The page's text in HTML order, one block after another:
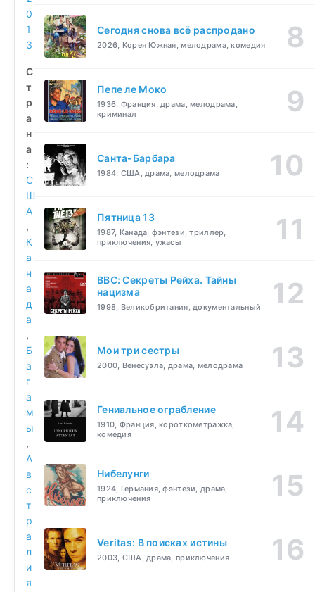
0
1
3
С
т
р
а
н
а
:
С
Ш
А
,
К
а
н
а
д
а
,
Б
а
г
а
м
ы
,
А
в
с
т
р
а
л
и
я
Сегодня снова всё распродано
2026, Корея Южная, мелодрама, комедия
Пепе ле Моко
1936, Франция, драма, мелодрама,
криминал
Санта-Барбара
1984, США, драма, мелодрама
Пятница 13
1987, Канада, фэнтези, триллер,
приключения, ужасы
BBC: Секреты Рейха. Тайны
нацизма
1998, Великобритания, документальный
Мои три сестры
2000, Венесуэла, драма, мелодрама
Гениальное ограбление
1910, Франция, короткометражка,
комедия
Нибелунги
1924, Германия, фэнтези, драма,
приключения
Veritas: В поисках истины
2003, США, драма, приключения